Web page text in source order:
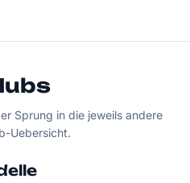
Sprung in die jeweils andere
Uebersicht.